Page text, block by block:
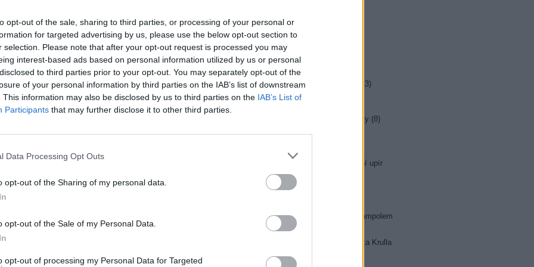
opt-out of the sale, sharing to third parties, or processing of your personal or
for targeted advertising by us, please use the below opt-out section to
selection. Please note that after your opt-out request is processed you may
interest-based ads based on personal information utilized by us or personal
to third parties prior to your opt-out. You may separately opt-out of the
of your personal information by third parties on the IAB’s list of downstream
This information may also be disclosed by us to third parties on the IAB’s List of
Participants that may further disclose it to other third parties.
Data Processing Opt Outs
opt-out of the Sharing of my personal data.
opt-out of the Sale of my Personal Data.
opt-out of processing my Personal Data for Targeted
kněžna Ludmila přední čeští archeologové
předposledního českého krále z rodu
- cesta ze stínu. Důležité výročí letos čeká i
lety se totiž vlády ujal král Svatopluk. „V
a Slovanů se dozvíme výsledky nejnovějších
na otázku, zda mezi námi žijí potomci rodu
a ojedinělý výzkum nejen v Evropě, ale i ve
Patrick Diviš.
Vratislav (foto: ČT)
dva snímky z cyklu Legie 100. Diváci uvidí
boji s bolševiky a nezměrným
méně známou účastí v bitvě o Slovensko, v
armáda. „
Za ideu. Za to, že nebýt těchto
třeba si neustále připomínat. Za to, že byli
jen proto, aby se, když ne oni, tak aspoň
nového, svobodného Československa
legionářů, herec a průvodce pořadem Jiří
snímku Škola v bodě nula poodhalí výzvy, se
v online světě potýkat, i to, jak výuka doby
20:00 Četník ze Saint Tropez
21:40 Operace Corned Beef
23:30 Vězeň (6/6)
20:20 Specialisté (165)
21:25 Specialisté (166)
22:35 Kriminálka Las Vegas X (13)
21:30 Dobrodružství kriminalistiky (8)
20:10 Škola zlodějů
22:10 Sherlock Holmes: Poslední upír
00:25 Maigret (37)
21:45 Vít Olmer: Den s Jiřím Krampolem
20:30 Spoveď hochštaplera Felixa Krulla
22:40 Alice Neversová